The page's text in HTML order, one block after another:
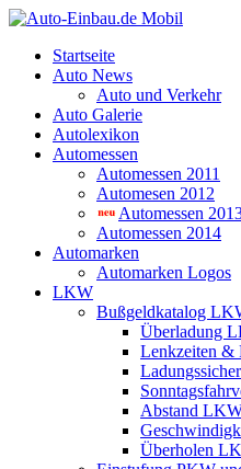
Startseite
Auto News
Auto und Verkehr
Auto Galerie
Autolexikon
Automessen
Automessen 2011
Automesen 2012
Automessen
Automessen 2014
Automarken
Automarken Logos
LKW
Bußgeldkatalog
Überladung
Lenkzeiten &
Abstand
Überholen